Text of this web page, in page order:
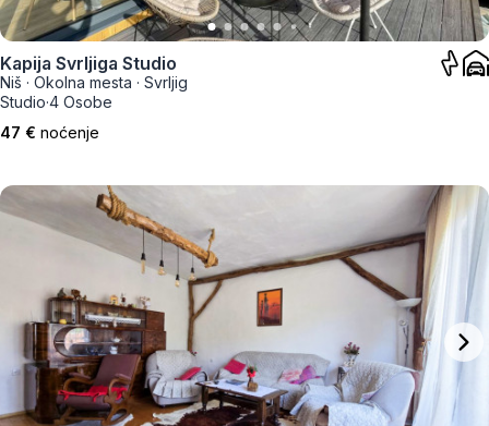
Kapija Svrljiga Studio
Niš · Okolna mesta · Svrljig
Studio·4 Osobe
47 € noćenje